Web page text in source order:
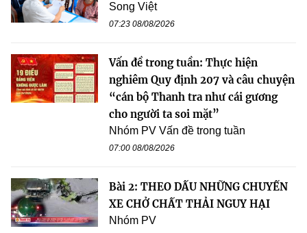
Song Việt
07:23 08/08/2026
Vấn đề trong tuần: Thực hiện
nghiêm Quy định 207 và câu chuyện
“cán bộ Thanh tra như cái gương
cho người ta soi mặt”
Nhóm PV Vấn đề trong tuần
07:00 08/08/2026
Bài 2: THEO DẤU NHỮNG CHUYẾN
XE CHỞ CHẤT THẢI NGUY HẠI
Nhóm PV